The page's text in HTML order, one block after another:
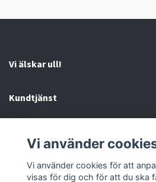
Vi älskar ull!
Kundtjänst
Sociala medier
Vi använder
Vi använder cookies för att
visas för dig och för att du ska